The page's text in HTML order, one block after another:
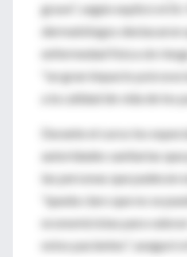
grave", según explicó el
dermatólogos destacaron
enfermedad física sin
"un gran impacto
a la calidad de vida de los
Durante el curso los
autoridades sanitarias que
las personas que padecen
"queda claro que no se
economicistas para
estos pacientes", aseguró